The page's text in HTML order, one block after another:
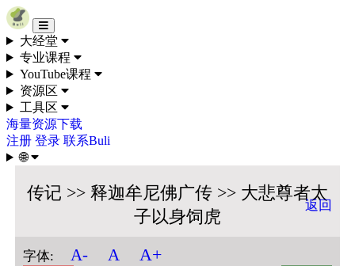
Skip to content
大经堂
专业课程
YouTube课程
资源区
工具区
海量资源下载
注册 登录 联系Buli
🌐
传记 >> 释迦牟尼佛广传 >> 大悲尊者太
子以身饲虎
返回
字体: A- A A+